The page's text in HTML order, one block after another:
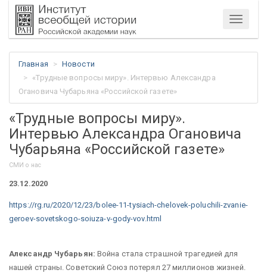
Меню
Главная
Новости
«Трудные вопросы миру». Интервью Александра
Огановича Чубарьяна «Российской газете»
«Трудные вопросы миру».
Интервью Александра Огановича
Чубарьяна «Российской газете»
СМИ о нас
23.12.2020
https://rg.ru/2020/12/23/bolee-11-tysiach-chelovek-poluchili-zvanie-
geroev-sovetskogo-soiuza-v-gody-vov.html
Александр Чубарьян: Война стала страшной трагедией для
нашей страны. Советский Союз потерял 27 миллионов жизней.